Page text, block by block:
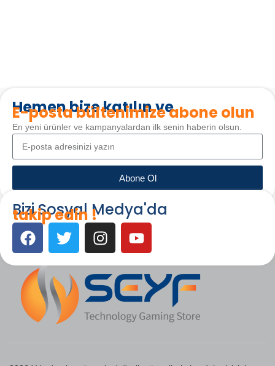
Hemen bize katılın ve
E-posta bültenimize abone olun
En yeni ürünler ve kampanyalardan ilk senin haberin olsun.
Abone Ol
Bizi Sosyal Medya'da
takip edin !